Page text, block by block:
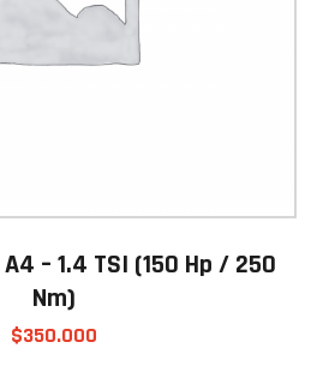
– 1.4 TSI (150 Hp / 250
Nm)
$350.000